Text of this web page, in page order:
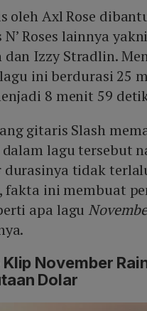
oleh Axl Rose
Roses lainnya
dan Izzy Stradlin.
ini berdurasi 25
8 menit 59
gitaris Slash
lagu tersebut
durasinya tidak
fakta ini membuat
apa lagu
November
Dolar